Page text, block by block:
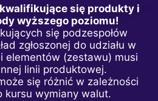
się produkty i
wyższego poziomu!
się podzespołów
zgłoszonej do udziału w
elementów (zestawu) musi
linii produktowej.
się różnić w zależności
kursu wymiany walut.